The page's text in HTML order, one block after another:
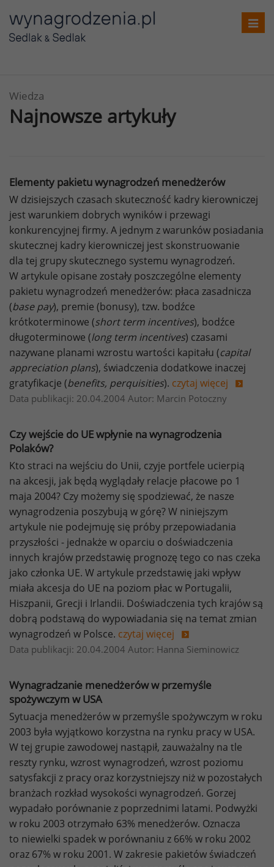
Wiedza
Najnowsze artykuły
Elementy pakietu wynagrodzeń menedżerów
W dzisiejszych czasach skuteczność kadry kierowniczej
jest warunkiem dobrych wyników i przewagi
konkurencyjnej firmy. A jednym z warunków posiadania
skutecznej kadry kierowniczej jest skonstruowanie
dla tej grupy skutecznego systemu wynagrodzeń.
W artykule opisane zostały poszczególne elementy
pakietu wynagrodzeń menedżerów: płaca zasadnicza
(base pay), premie (bonusy), tzw. bodźce
krótkoterminowe (short term incentives), bodźce
długoterminowe (long term incentives) czasami
nazywane planami wzrostu wartości kapitału (capital
appreciation plans), świadczenia dodatkowe inaczej
gratyfikacje (benefits, perquisities). czytaj więcej
Data publikacji: 20.04.2004 Autor: Marcin Potoczny
Czy wejście do UE wpłynie na wynagrodzenia
Polaków?
Kto straci na wejściu do Unii, czyje portfele ucierpią
na akcesji, jak będą wyglądały relacje płacowe po 1
maja 2004? Czy możemy się spodziewać, że nasze
wynagrodzenia poszybują w górę? W niniejszym
artykule nie podejmuję się próby przepowiadania
przyszłości - jednakże w oparciu o doświadczenia
innych krajów przedstawię prognozę tego co nas czeka
jako członka UE. W artykule przedstawię jaki wpływ
miała akcesja do UE na poziom płac w Portugalii,
Hiszpanii, Grecji i Irlandii. Doświadczenia tych krajów są
dobrą podstawą do wypowiadania się na temat zmian
wynagrodzeń w Polsce. czytaj więcej
Data publikacji: 20.04.2004 Autor: Hanna Sieminowicz
Wynagradzanie menedżerów w przemyśle
spożywczym w USA
Sytuacja menedżerów w przemyśle spożywczym w roku
2003 była wyjątkowo korzystna na rynku pracy w USA.
W tej grupie zawodowej nastąpił, zauważalny na tle
reszty rynku, wzrost wynagrodzeń, wzrost poziomu
satysfakcji z pracy oraz korzystniejszy niż w pozostałych
branżach rozkład wysokości wynagrodzeń. Gorzej
wypadało porównanie z poprzednimi latami. Podwyżki
w roku 2003 otrzymało 63% menedżerów. Oznacza
to niewielki spadek w porównaniu z 66% w roku 2002
oraz 67% w roku 2001. W zakresie pakietów świadczeń